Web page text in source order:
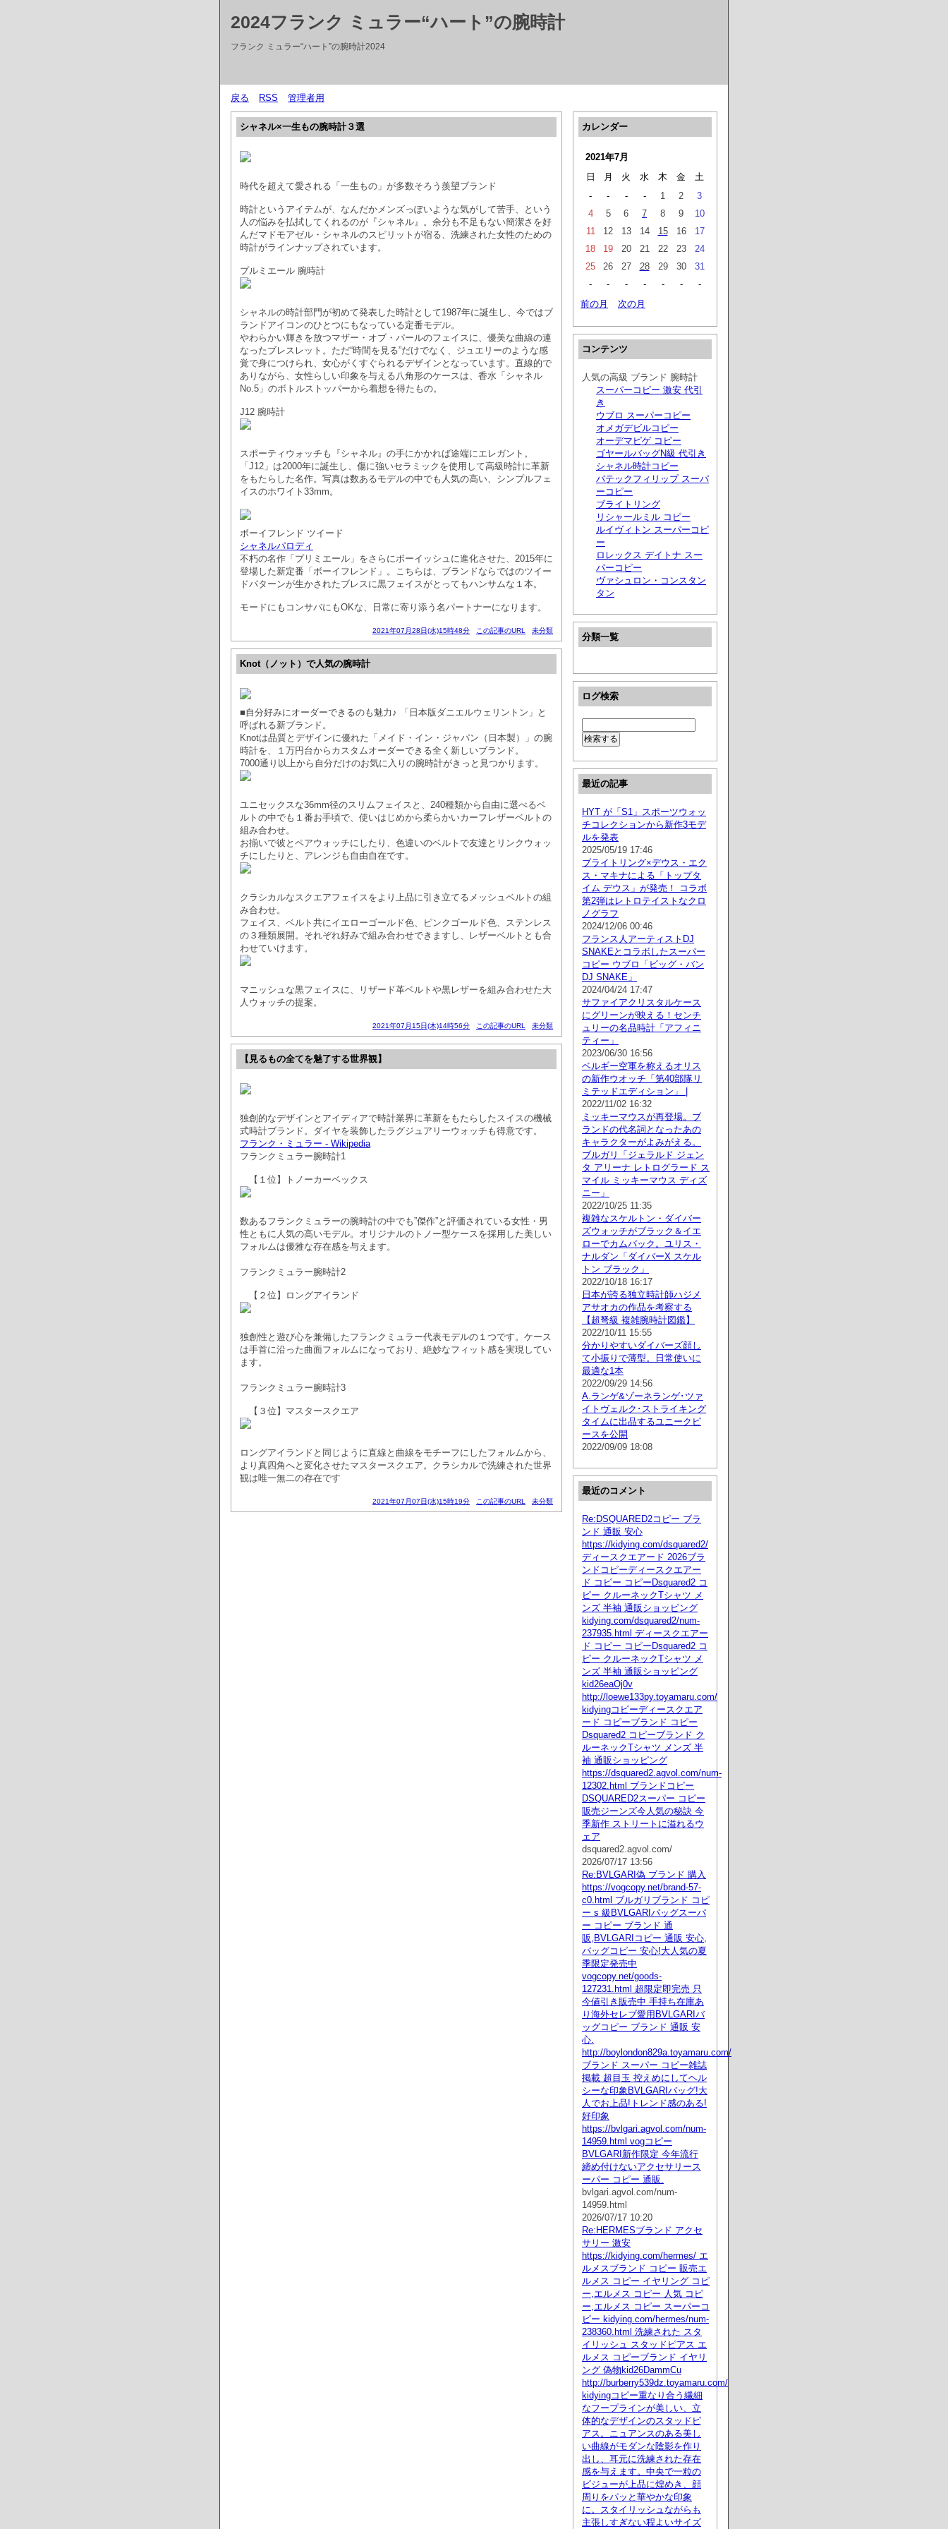
2024フランク ミュラー“ハート”の腕時計
フランク ミュラー“ハート”の腕時計2024
戻る RSS 管理者用
シャネル×一生もの腕時計３選
時代を超えて愛される「一生もの」が多数そろう羨望ブランド
時計というアイテムが、なんだかメンズっぽいような気がして苦手、という
人の悩みを払拭してくれるのが『シャネル』。余分も不足もない簡潔さを好
んだマドモアゼル・シャネルのスピリットが宿る、洗練された女性のための
時計がラインナップされています。
プルミエール 腕時計
シャネルの時計部門が初めて発表した時計として1987年に誕生し、今ではブ
ランドアイコンのひとつにもなっている定番モデル。
やわらかい輝きを放つマザー・オブ・パールのフェイスに、優美な曲線の連
なったブレスレット。ただ“時間を見る”だけでなく、ジュエリーのような感
覚で身につけられ、女心がくすぐられるデザインとなっています。直線的で
ありながら、女性らしい印象を与える八角形のケースは、香水「シャネル
No.5」のボトルストッパーから着想を得たもの。
J12 腕時計
スポーティウォッチも『シャネル』の手にかかれば途端にエレガント。
「J12」は2000年に誕生し、傷に強いセラミックを使用して高級時計に革新
をもたらした名作。写真は数あるモデルの中でも人気の高い、シンプルフェ
イスのホワイト33mm。
ボーイフレンド ツイード
シャネルパロディ
不朽の名作「プリミエール」をさらにボーイッシュに進化させた、2015年に
登場した新定番「ボーイフレンド」。こちらは、ブランドならではのツイー
ドパターンが生かされたブレスに黒フェイスがとってもハンサムな１本。
モードにもコンサバにもOKな、日常に寄り添う名パートナーになります。
2021年07月28日(水)15時48分 この記事のURL 未分類
Knot（ノット）で人気の腕時計
■自分好みにオーダーできるのも魅力♪ 「日本版ダニエルウェリントン」と
呼ばれる新ブランド。
Knotは品質とデザインに優れた「メイド・イン・ジャパン（日本製）」の腕
時計を、１万円台からカスタムオーダーできる全く新しいブランド。
7000通り以上から自分だけのお気に入りの腕時計がきっと見つかります。
ユニセックスな36mm径のスリムフェイスと、240種類から自由に選べるベ
ルトの中でも１番お手頃で、使いはじめから柔らかいカーフレザーベルトの
組み合わせ。
お揃いで彼とペアウォッチにしたり、色違いのベルトで友達とリンクウォッ
チにしたりと、アレンジも自由自在です。
クラシカルなスクエアフェイスをより上品に引き立てるメッシュベルトの組
み合わせ。
フェイス、ベルト共にイエローゴールド色、ピンクゴールド色、ステンレス
の３種類展開。それぞれ好みで組み合わせできますし、レザーベルトとも合
わせていけます。
マニッシュな黒フェイスに、リザード革ベルトや黒レザーを組み合わせた大
人ウォッチの提案。
2021年07月15日(木)14時56分 この記事のURL 未分類
【見るもの全てを魅了する世界観】
独創的なデザインとアイディアで時計業界に革新をもたらしたスイスの機械
式時計ブランド。ダイヤを装飾したラグジュアリーウォッチも得意です。
フランク・ミュラー - Wikipedia
フランクミュラー腕時計1
【１位】トノーカーベックス
数あるフランクミュラーの腕時計の中でも”傑作”と評価されている女性・男
性ともに人気の高いモデル。オリジナルのトノー型ケースを採用した美しい
フォルムは優雅な存在感を与えます。
フランクミュラー腕時計2
【２位】ロングアイランド
独創性と遊び心を兼備したフランクミュラー代表モデルの１つです。ケース
は手首に沿った曲面フォルムになっており、絶妙なフィット感を実現してい
ます。
フランクミュラー腕時計3
【３位】マスタースクエア
ロングアイランドと同じように直線と曲線をモチーフにしたフォルムから、
より真四角へと変化させたマスタースクエア。クラシカルで洗練された世界
観は唯一無二の存在です
2021年07月07日(水)15時19分 この記事のURL 未分類
カレンダー
2021年7月
日
月 火 水 木 金
土
-
- - - 1 2
3
4
5 6 7 8 9
10
11
12 13 14 15 16
17
18
19 20 21 22 23
24
25
26 27 28 29 30
31
-
- - - - -
-
前の月
次の月
コンテンツ
人気の高級 ブランド 腕時計
スーパーコピー 激安 代引
き
ウブロ スーパーコピー
オメガデビルコピー
オーデマピゲ コピー
ゴヤールバッグN級 代引き
シャネル時計コピー
パテックフィリップ スーパ
ーコピー
ブライトリング
リシャールミル コピー
ルイヴィトン スーパーコピ
ー
ロレックス デイトナ スー
パーコピー
ヴァシュロン・コンスタン
タン
分類一覧
ログ検索
最近の記事
HYT が「S1」スポーツウォッ
チコレクションから新作3モデ
ルを発表
2025/05/19 17:46
ブライトリング×デウス・エク
ス・マキナによる「トップタ
イム デウス」が発売！ コラボ
第2弾はレトロテイストなクロ
ノグラフ
2024/12/06 00:46
フランス人アーティストDJ
SNAKEとコラボしたスーパー
コピー ウブロ「ビッグ・バン
DJ SNAKE」
2024/04/24 17:47
サファイアクリスタルケース
にグリーンが映える！センチ
ュリーの名品時計「アフィニ
ティー」
2023/06/30 16:56
ベルギー空軍を称えるオリス
の新作ウオッチ「第40部隊リ
ミテッドエディション」 |
2022/11/02 16:32
ミッキーマウスが再登場。ブ
ランドの代名詞となったあの
キャラクターがよみがえる。
ブルガリ「ジェラルド ジェン
タ アリーナ レトログラード ス
マイル ミッキーマウス ディズ
ニー」
2022/10/25 11:35
複雑なスケルトン・ダイバー
ズウォッチがブラック＆イエ
ローでカムバック。ユリス・
ナルダン「ダイバーX スケル
トン ブラック」
2022/10/18 16:17
日本が誇る独立時計師ハジメ
アサオカの作品を考察する
【超弩級 複雑腕時計図鑑】
2022/10/11 15:55
分かりやすいダイバーズ顔し
て小振りで薄型。日常使いに
最適な1本
2022/09/29 14:56
A.ランゲ&ゾーネランゲ･ツァ
イトヴェルク･ストライキング
タイムに出品するユニークピ
ースを公開
2022/09/09 18:08
最近のコメント
Re:DSQUARED2コピー ブラ
ンド 通販 安心
https://kidying.com/dsquared2/
ディースクエアード 2026ブラ
ンドコピーディースクエアー
ド コピー コピーDsquared2 コ
ピー クルーネックTシャツ メ
ンズ 半袖 通販ショッピング
kidying.com/dsquared2/num-
237935.html ディースクエアー
ド コピー コピーDsquared2 コ
ピー クルーネックTシャツ メ
ンズ 半袖 通販ショッピング
kid26eaOj0v
http://loewe133py.toyamaru.com/
kidyingコピーディースクエア
ード コピーブランド コピー
Dsquared2 コピーブランド ク
ルーネックTシャツ メンズ 半
袖 通販ショッピング
https://dsquared2.agvol.com/num-
12302.html ブランドコピー
DSQUARED2スーパー コピー
販売ジーンズ今人気の秘訣 今
季新作 ストリートに溢れるウ
ェア
dsquared2.agvol.com/
2026/07/17 13:56
Re:BVLGARI偽 ブランド 購入
https://vogcopy.net/brand-57-
c0.html ブルガリブランド コピ
ー s 級BVLGARIバッグスーパ
ー コピー ブランド 通
販,BVLGARIコピー 通販 安心,
バッグコピー 安心!大人気の夏
季限定発売中
vogcopy.net/goods-
127231.html 超限定即完売 只
今値引き販売中 手持ち在庫あ
り海外セレブ愛用BVLGARIバ
ッグコピー ブランド 通販 安
心.
http://boylondon829a.toyamaru.com/
ブランド スーパー コピー雑誌
掲載 超目玉 控えめにしてヘル
シーな印象BVLGARIバッグ!大
人でお上品!トレンド感のある!
好印象
https://bvlgari.agvol.com/num-
14959.html vogコピー
BVLGARI新作限定 今年流行
締め付けないアクセサリース
ーパー コピー 通販.
bvlgari.agvol.com/num-
14959.html
2026/07/17 10:20
Re:HERMESブランド アクセ
サリー 激安
https://kidying.com/hermes/ エ
ルメスブランド コピー 販売エ
ルメス コピー イヤリング コピ
ー,エルメス コピー 人気 コピ
ー,エルメス コピー スーパーコ
ピー kidying.com/hermes/num-
238360.html 洗練された スタ
イリッシュ スタッドピアス エ
ルメス コピーブランド イヤリ
ング 偽物kid26DammCu
http://burberry539dz.toyamaru.com/
kidyingコピー重なり合う繊細
なフープラインが美しい、立
体的なデザインのスタッドピ
アス。ニュアンスのある美し
い曲線がモダンな陰影を作り
出し、耳元に洗練された存在
感を与えます。中央で一粒の
ビジューが上品に煌めき、顔
周りをパッと華やかな印象
に。スタイリッシュながらも
主張しすぎない程よいサイズ